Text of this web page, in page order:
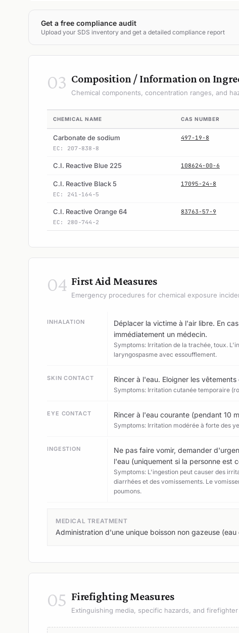
Get a free compliance audit
Upload your SDS inventory and get a detailed compliance report
03 Composition / Information on
Chemical components, concentration ranges, and
CHEMICAL NAME CAS NUMBER
Carbonate de sodium
EC: 207-838-8
497-19-8
C.I. Reactive Blue 225 108624-00-6
C.I. Reactive Black 5
EC: 241-164-5
17095-24-8
C.I. Reactive Orange 64
EC: 280-744-2
83763-57-9
04 First Aid Measures
Emergency procedures for chemical exposure
INHALATION
Déplacer la victime à l'air libre. En
immédiatement un médecin.
Symptoms: Irritation de la trachée, toux.
laryngospasme avec essoufflement.
SKIN CONTACT Rincer à l'eau. Eloigner les vêtements
Symptoms: Irritation cutanée temporaire
EYE CONTACT Rincer à l'eau courante (pendant 10
Symptoms: Irritation modérée à forte des
INGESTION
Ne pas faire vomir, demander
l'eau (uniquement si la personne est
Symptoms: L'ingestion peut causer des
diarrhées et des vomissements. Le
poumons.
MEDICAL TREATMENT
Administration d'une unique boisson non gazeuse (eau
05 Firefighting Measures
Extinguishing media, specific hazards, and